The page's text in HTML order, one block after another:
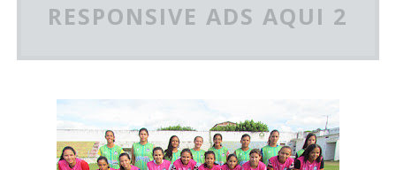
RESPONSIVE ADS AQUI 2